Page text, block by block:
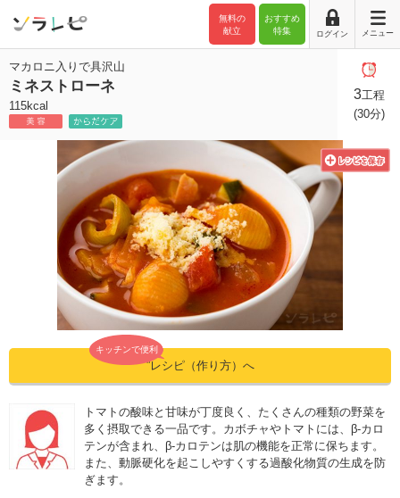
おすすめ
特集
無料の
献立
ログイン メニュー
マカロニ入りで具沢山
ミネストローネ
115kcal
3工程
(30分)
キッチンで便利
”レシピ（作り方）へ
トマトの酸味と甘味が丁度良く、たくさんの種類の野菜を
多く摂取できる一品です。カボチャやトマトには、β-カロ
テンが含まれ、β-カロテンは肌の機能を正常に保ちます。
また、動脈硬化を起こしやすくする過酸化物質の生成を防
ぎます。